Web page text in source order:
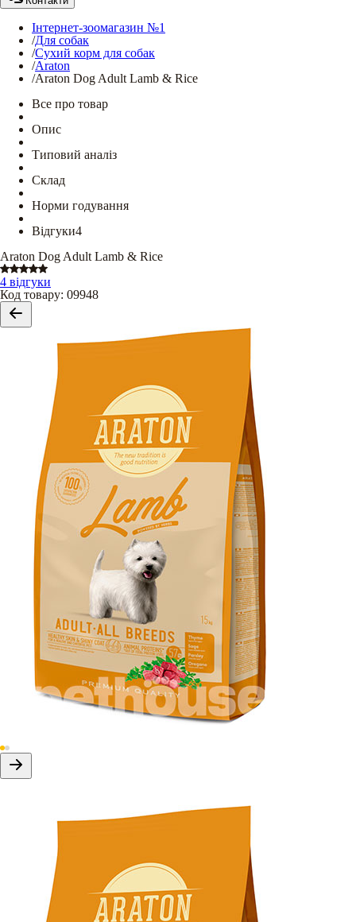
Інтернет-зоомагазин №1
/Для собак
/Сухий корм для собак
/Araton
/Araton Dog Adult Lamb & Rice
Все про товар
Опис
Типовий аналіз
Склад
Норми годування
Відгуки4
Araton Dog Adult Lamb & Rice
4 відгуки
Код товару: 09948